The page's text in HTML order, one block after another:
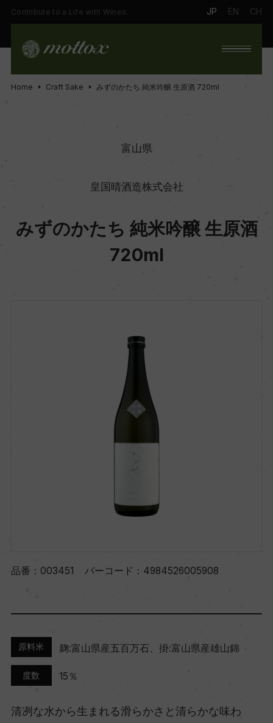
Contribute to a Life with Wines. JP EN CH
Home Craft Sake みずのかたち 純米吟醸 生原酒 720ml
富山県
皇国晴酒造株式会社
みずのかたち 純米吟醸 生原酒
720ml
品番： 003451 バーコード： 4984526005908
原料米 麹:富山県産五百万石、掛:富山県産雄山錦
度数 15％
清冽な水から生まれる滑らかさと清らかな味わ